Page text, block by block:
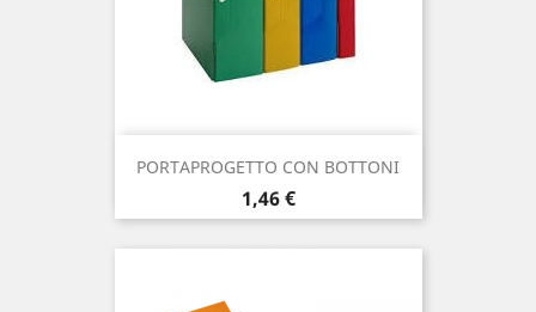
PORTAPROGETTO CON BOTTONI
Prezzo
1,46 €